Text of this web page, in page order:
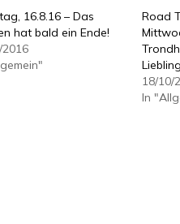
16.8.16 – Das
hat bald ein Ende!
2016
Road
18/10/
In